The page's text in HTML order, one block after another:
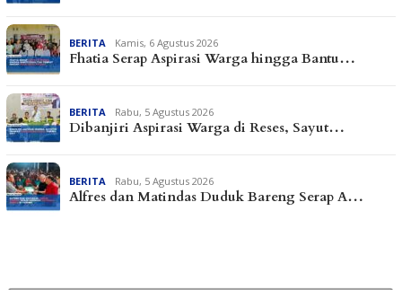
BERITA Kamis, 6 Agustus 2026
Fhatia Serap Aspirasi Warga hingga Bantu…
BERITA Rabu, 5 Agustus 2026
Dibanjiri Aspirasi Warga di Reses, Sayut…
BERITA Rabu, 5 Agustus 2026
Alfres dan Matindas Duduk Bareng Serap A…